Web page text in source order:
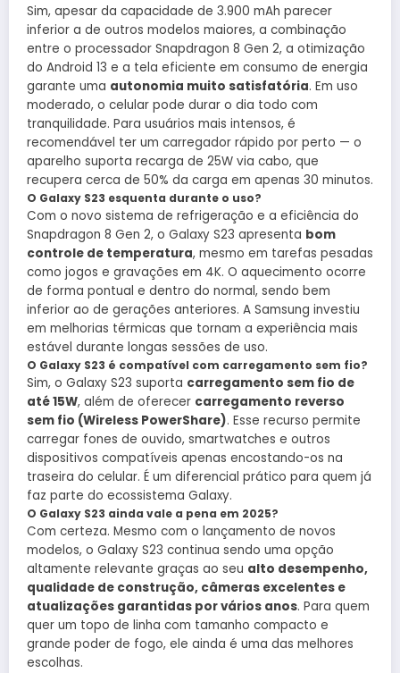
Sim, apesar da capacidade de 3.900 mAh parecer
inferior a de outros modelos maiores, a combinação
entre o processador Snapdragon 8 Gen 2, a otimização
do Android 13 e a tela eficiente em consumo de energia
garante uma autonomia muito satisfatória. Em uso
moderado, o celular pode durar o dia todo com
tranquilidade. Para usuários mais intensos, é
recomendável ter um carregador rápido por perto — o
aparelho suporta recarga de 25W via cabo, que
recupera cerca de 50% da carga em apenas 30 minutos.
O Galaxy S23 esquenta durante o uso?
Com o novo sistema de refrigeração e a eficiência do
Snapdragon 8 Gen 2, o Galaxy S23 apresenta bom
controle de temperatura, mesmo em tarefas pesadas
como jogos e gravações em 4K. O aquecimento ocorre
de forma pontual e dentro do normal, sendo bem
inferior ao de gerações anteriores. A Samsung investiu
em melhorias térmicas que tornam a experiência mais
estável durante longas sessões de uso.
O Galaxy S23 é compatível com carregamento sem fio?
Sim, o Galaxy S23 suporta carregamento sem fio de
até 15W, além de oferecer carregamento reverso
sem fio (Wireless PowerShare). Esse recurso permite
carregar fones de ouvido, smartwatches e outros
dispositivos compatíveis apenas encostando-os na
traseira do celular. É um diferencial prático para quem já
faz parte do ecossistema Galaxy.
O Galaxy S23 ainda vale a pena em 2025?
Com certeza. Mesmo com o lançamento de novos
modelos, o Galaxy S23 continua sendo uma opção
altamente relevante graças ao seu alto desempenho,
qualidade de construção, câmeras excelentes e
atualizações garantidas por vários anos. Para quem
quer um topo de linha com tamanho compacto e
grande poder de fogo, ele ainda é uma das melhores
escolhas.